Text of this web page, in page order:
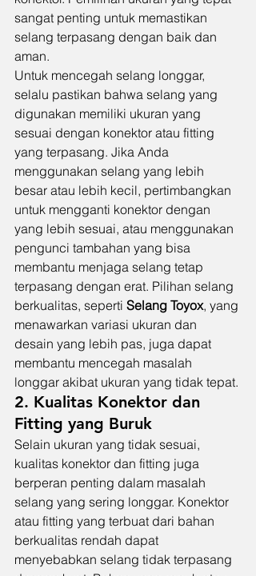
sangat penting untuk memastikan
selang terpasang dengan baik dan
aman.
Untuk mencegah selang longgar,
selalu pastikan bahwa selang yang
digunakan memiliki ukuran yang
sesuai dengan konektor atau fitting
yang terpasang. Jika Anda
menggunakan selang yang lebih
besar atau lebih kecil, pertimbangkan
untuk mengganti konektor dengan
yang lebih sesuai, atau menggunakan
pengunci tambahan yang bisa
membantu menjaga selang tetap
terpasang dengan erat. Pilihan selang
berkualitas, seperti Selang Toyox, yang
menawarkan variasi ukuran dan
desain yang lebih pas, juga dapat
membantu mencegah masalah
longgar akibat ukuran yang tidak tepat.
2. Kualitas Konektor dan
Fitting yang Buruk
Selain ukuran yang tidak sesuai,
kualitas konektor dan fitting juga
berperan penting dalam masalah
selang yang sering longgar. Konektor
atau fitting yang terbuat dari bahan
berkualitas rendah dapat
menyebabkan selang tidak terpasang